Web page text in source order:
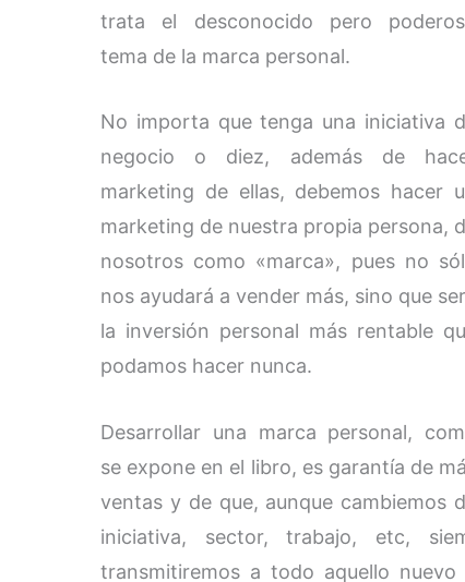
trata el desconocido pero
tema de la marca personal.
No importa que tenga una iniciativa
negocio o diez, además de
marketing de ellas, debemos hacer
marketing de nuestra propia persona,
nosotros como «marca», pues no
nos ayudará a vender más, sino que
la inversión personal más rentable
podamos hacer nunca.
Desarrollar una marca personal,
se expone en el libro, es garantía de
ventas y de que, aunque cambiemos
iniciativa, sector, trabajo, etc,
transmitiremos a todo aquello